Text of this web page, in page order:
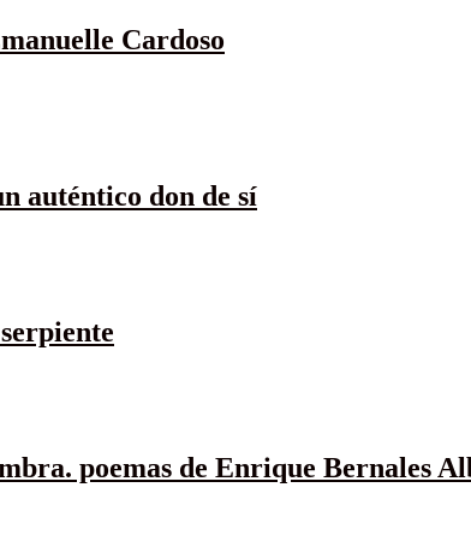
Cardoso
auténtico don de sí
poemas de Enrique Bernales